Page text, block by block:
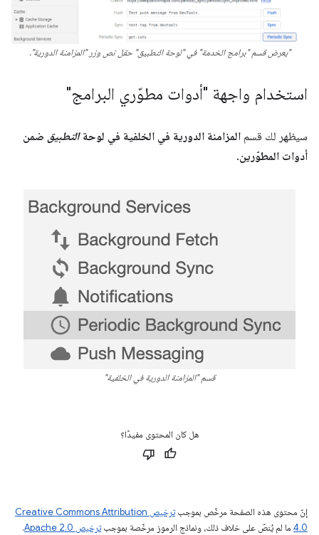
"يعرض قسم "برامج الخدمة" في "لوحة التطبيق" حقل نص وزر "المزامنة الدورية".
استخدام واجهة "أدوات مطوّري البرامج"
سيظهر لك قسم المزامنة الدورية في الخلفية في لوحةالتطبيق ضمن
أدوات المطوّرين.
قسم "المزامنة الدورية في الخلفية"
هل كان المحتوى مفيدًا؟
إنّ محتوى هذه الصفحة مرخّص بموجب
ترخيص Creative Commons Attribution
4.0‏ ما لم يُنصّ على خلاف ذلك، ونماذج الرموز مرخّصة بموجبترخيص Apache 2.0‏
.